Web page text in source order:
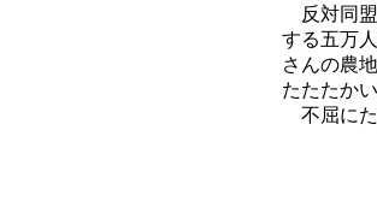
反対同盟
する五万
さんの農
たたたか
不屈にた